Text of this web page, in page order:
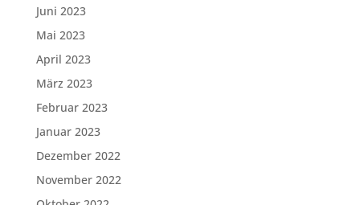
Juni 2023
Mai 2023
April 2023
März 2023
Februar 2023
Januar 2023
Dezember 2022
November 2022